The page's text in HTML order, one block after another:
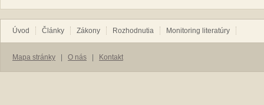
Úvod Články Zákony Rozhodnutia Monitoring literatúry
Mapa stránky O nás Kontakt